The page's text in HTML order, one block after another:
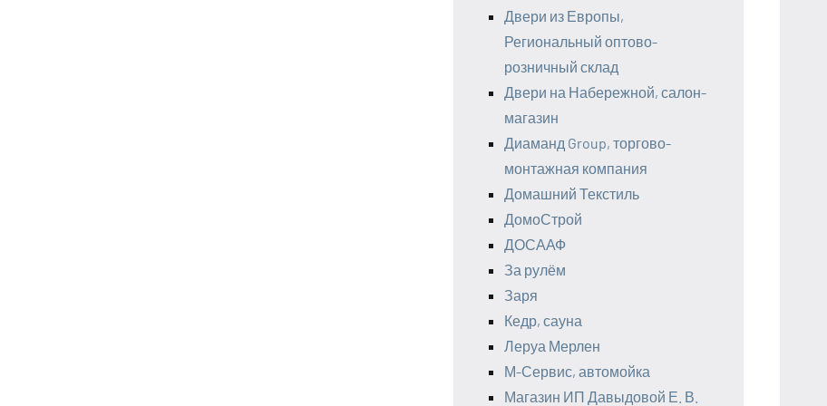
Двери из Европы,
Региональный оптово-
розничный склад
Двери на Набережной, салон-
магазин
Диаманд Group, торгово-
монтажная компания
Домашний Текстиль
ДомоСтрой
ДОСААФ
За рулём
Заря
Кедр, сауна
Леруа Мерлен
М-Сервис, автомойка
Магазин ИП Давыдовой Е. В.